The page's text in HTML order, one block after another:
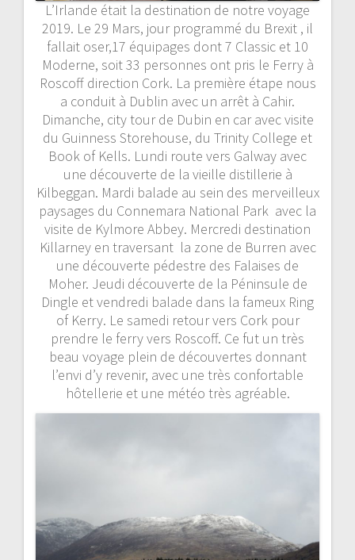
L’Irlande était la destination de notre voyage
2019. Le 29 Mars, jour programmé du Brexit , il
fallait oser,17 équipages dont 7 Classic et 10
Moderne, soit 33 personnes ont pris le Ferry à
Roscoff direction Cork. La première étape nous
a conduit à Dublin avec un arrêt à Cahir.
Dimanche, city tour de Dubin en car avec visite
du Guinness Storehouse, du Trinity College et
Book of Kells. Lundi route vers Galway avec
une découverte de la vieille distillerie à
Kilbeggan. Mardi balade au sein des merveilleux
paysages du Connemara National Park avec la
visite de Kylmore Abbey. Mercredi destination
Killarney en traversant la zone de Burren avec
une découverte pédestre des Falaises de
Moher. Jeudi découverte de la Péninsule de
Dingle et vendredi balade dans la fameux Ring
of Kerry. Le samedi retour vers Cork pour
prendre le ferry vers Roscoff. Ce fut un très
beau voyage plein de découvertes donnant
l’envi d’y revenir, avec une très confortable
hôtellerie et une météo très agréable.